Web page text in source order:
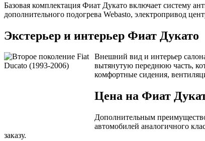
Базовая комплектация Фиат Дукато включает систему
дополнительного подогрева Webasto, электропривод
Экстерьер и интерьер Фиат Дукато
Внешний вид и интерьер
вытянутую переднюю часть,
комфортные сидения,
Цена на Фиат
Дополнительным
автомобилей аналогичного
заказу.